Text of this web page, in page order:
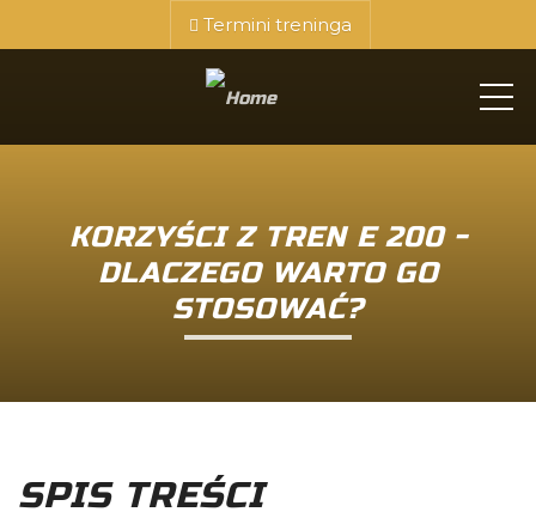
Termini treninga
KORZYŚCI Z TREN E 200 -
DLACZEGO WARTO GO
STOSOWAĆ?
SPIS TREŚCI